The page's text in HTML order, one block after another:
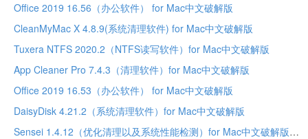
Office 2019 16.56（办公软件） for Mac中文破解版
CleanMyMac X 4.8.9(系统清理软件) for Mac中文破解版
Tuxera NTFS 2020.2（NTFS读写软件）for Mac中文破解版
App Cleaner Pro 7.4.3（清理软件）for Mac中文破解版
Office 2019 16.53（办公软件） for Mac中文破解版
DaisyDisk 4.21.2（系统清理软件）for Mac中文破解版
Sensei 1.4.12（优化清理以及系统性能检测）for Mac中文破解版